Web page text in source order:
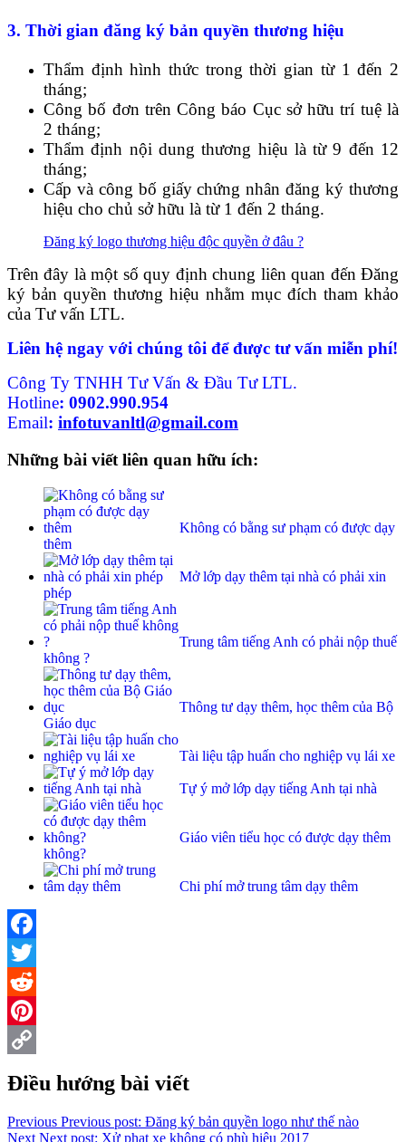
3. Thời gian đăng ký bản quyền thương hiệu
Thẩm định hình thức trong thời gian từ 1 đến 2
tháng;
Công bố đơn trên Công báo Cục sở hữu trí tuệ là
2 tháng;
Thẩm định nội dung thương hiệu là từ 9 đến 12
tháng;
Cấp và công bố giấy chứng nhân đăng ký thương
hiệu cho chủ sở hữu là từ 1 đến 2 tháng.
Đăng ký logo thương hiệu độc quyền ở đâu ?
Trên đây là một số quy định chung liên quan đến Đăng
ký bản quyền thương hiệu nhằm mục đích tham khảo
của Tư vấn LTL.
Liên hệ ngay với chúng tôi để được tư vấn miễn phí!
Công Ty TNHH Tư Vấn & Đầu Tư LTL.
Hotline: 0902.990.954
Email: infotuvanltl@gmail.com
Những bài viết liên quan hữu ích:
Không có bằng sư phạm có được dạy
thêm
Mở lớp dạy thêm tại nhà có phải xin
phép
Trung tâm tiếng Anh có phải nộp thuế
không ?
Thông tư dạy thêm, học thêm của Bộ
Giáo dục
Tài liệu tập huấn cho nghiệp vụ lái xe
Tự ý mở lớp dạy tiếng Anh tại nhà
Giáo viên tiểu học có được dạy thêm
không?
Chi phí mở trung tâm dạy thêm
Facebook
Twitter
Reddit
Pinterest
Điều hướng bài viết
Previous Previous post: Đăng ký bản quyền logo như thế nào
Next Next post: Xử phạt xe không có phù hiệu 2017